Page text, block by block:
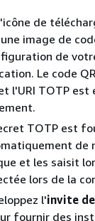
de
image de
de
Le code
l'URI TOTP est
TOTP est
de
et les saisit
lors de la
l'invite
fournir des